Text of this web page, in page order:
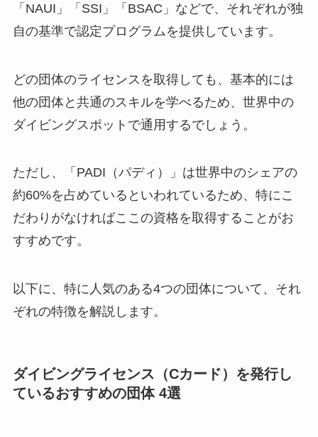
「NAUI」「SSI」「BSAC」などで、それぞれが独
自の基準で認定プログラムを提供しています。
どの団体のライセンスを取得しても、基本的には
他の団体と共通のスキルを学べるため、世界中の
ダイビングスポットで通用するでしょう。
ただし、「PADI（パディ）」は世界中のシェアの
約60%を占めているといわれているため、特にこ
だわりがなければここの資格を取得することがお
すすめです。
以下に、特に人気のある4つの団体について、それ
ぞれの特徴を解説します。
ダイビングライセンス（Cカード）を発行し
ているおすすめの団体 4選